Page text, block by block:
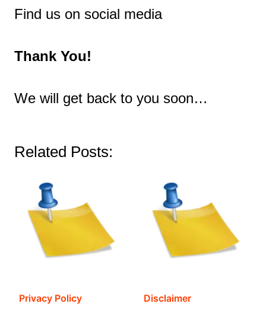
Find us on social media
Thank You!
We will get back to you soon…
Related Posts:
Privacy Policy Disclaimer